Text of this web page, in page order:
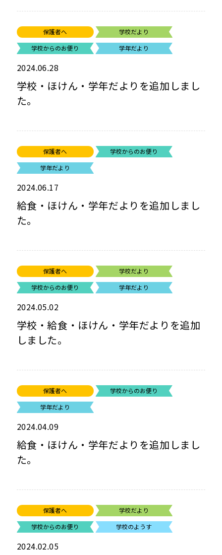
保護者へ
学校だより
学校からのお便り
学年だより
2024.06.28
学校・ほけん・学年だよりを追加しまし
た。
保護者へ
学校からのお便り
学年だより
2024.06.17
給食・ほけん・学年だよりを追加しまし
た。
保護者へ
学校だより
学校からのお便り
学年だより
2024.05.02
学校・給食・ほけん・学年だよりを追加
しました。
保護者へ
学校からのお便り
学年だより
2024.04.09
給食・ほけん・学年だよりを追加しまし
た。
保護者へ
学校だより
学校からのお便り
学校のようす
2024.02.05